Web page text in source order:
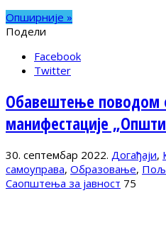
Опширније »
Подели
Facebook
Twitter
Обавештење поводом
манифестације
30. септембар 2022. Догађаји,
самоуправа, Образовање,
Саопштења за јавност 75